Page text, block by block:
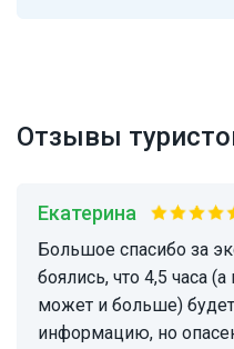
Отзывы
Екатерина
Большое спасибо за экскурсию! Сначала мы
боялись, что 4,5 часа
может и больше)
информацию, но